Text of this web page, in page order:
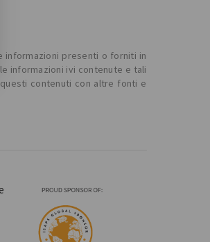
informazioni presenti o forniti in
informazioni ivi contenute e tali
contenuti con altre fonti e